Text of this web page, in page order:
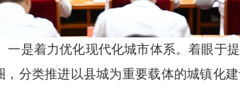
一是着力优化现代化城市体系。着眼于
分类推进以县城为重要载体的城镇化